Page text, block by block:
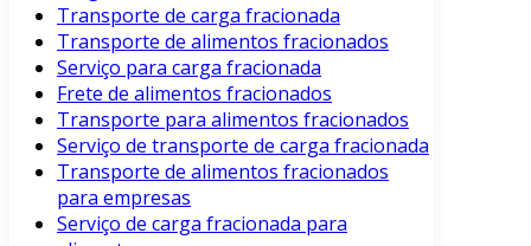
Transporte de carga fracionada
Transporte de alimentos fracionados
Serviço para carga fracionada
Frete de alimentos fracionados
Transporte para alimentos fracionados
Serviço de transporte de carga fracionada
Transporte de alimentos fracionados
para empresas
Serviço de carga fracionada para